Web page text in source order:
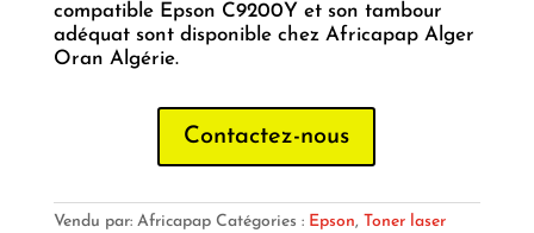
compatible Epson C9200Y et son tambour
adéquat sont disponible chez Africapap Alger
Oran Algérie.
Contactez-nous
Vendu par: Africapap Catégories : Epson, Toner laser